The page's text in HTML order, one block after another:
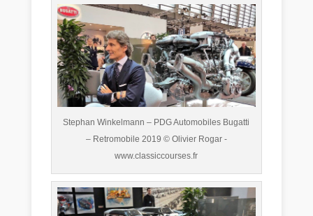
Stephan Winkelmann – PDG Automobiles Bugatti
– Retromobile 2019 © Olivier Rogar -
www.classiccourses.fr